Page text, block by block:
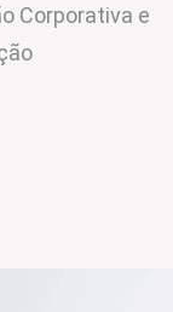
Corporativa e